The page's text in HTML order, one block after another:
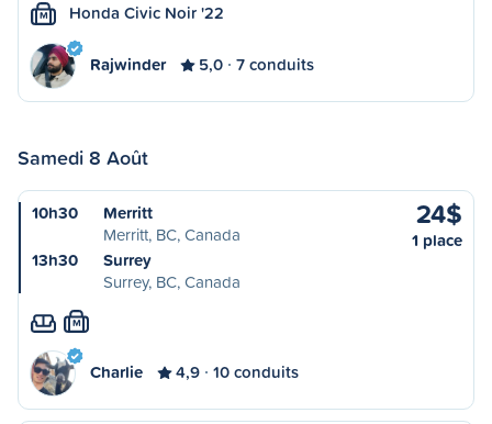
M Honda Civic Noir '22
Rajwinder 5,0 7 conduits
Samedi 8 Août
10h30
Merritt
Merritt, BC, Canada
13h30
Surrey
Surrey, BC, Canada
24$
1 place
M
Charlie 4,9 10 conduits